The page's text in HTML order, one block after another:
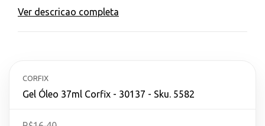
Ver descricao completa
CORFIX
Gel Óleo 37ml Corfix - 30137 - Sku. 5582